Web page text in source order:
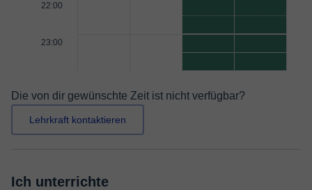
22:00
23:00
Die von dir gewünschte Zeit ist nicht verfügbar?
Lehrkraft kontaktieren
Ich unterrichte